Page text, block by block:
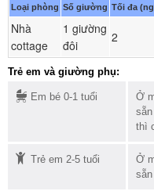
Loại phòng Số giường Tối đa
Nhà
cottage
1 giường
đôi
2
Trẻ em và giường phụ:
Em bé 0-1 tuổi
Ở
thì
Trẻ em 2-5 tuổi
Ở
sẵn